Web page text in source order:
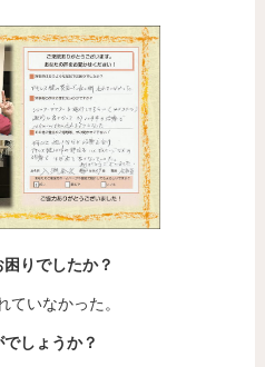
りでしたか？
ていなかった。
しょうか？